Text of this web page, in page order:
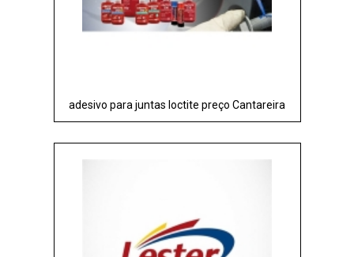
adesivo para juntas loctite preço Cantareira